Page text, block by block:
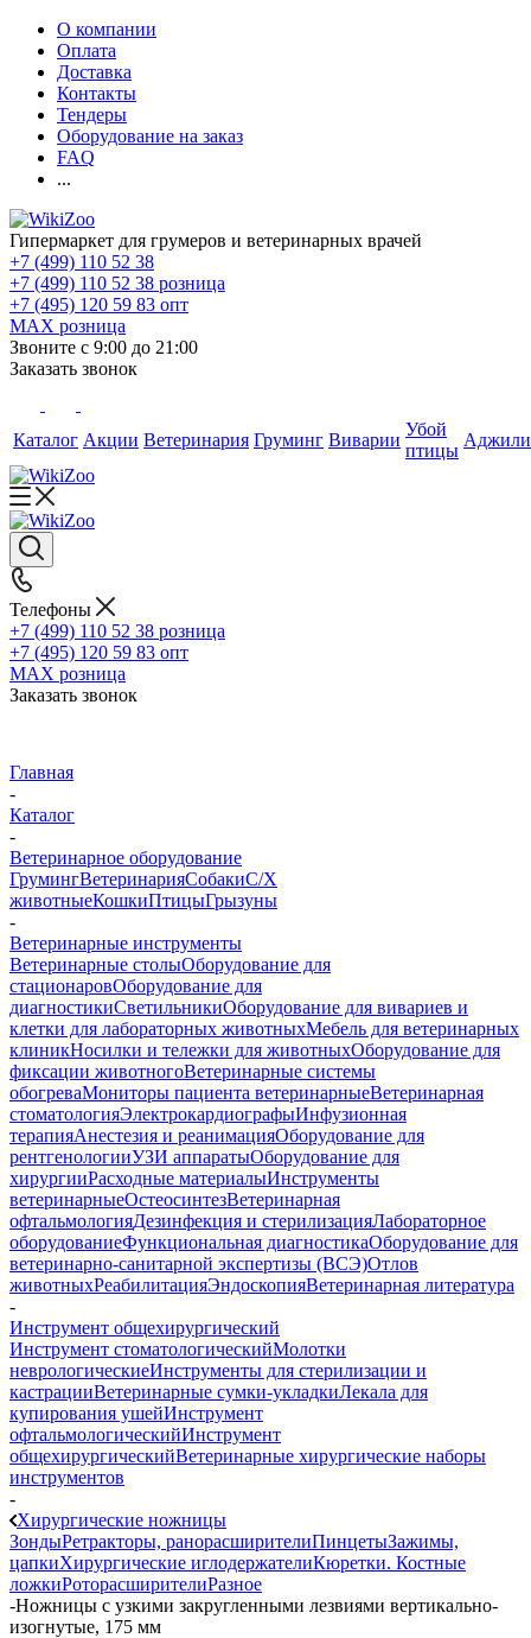
О компании
Оплата
Доставка
Контакты
Тендеры
Оборудование на заказ
FAQ
...
Гипермаркет для грумеров и ветеринарных врачей
+7 (499) 110 52 38
+7 (499) 110 52 38 розница
+7 (495) 120 59 83 опт
MAX розница
Звоните с 9:00 до 21:00
Заказать звонок
Каталог Акции Ветеринария Груминг Виварии
Убой
птицы
Телефоны
+7 (499) 110 52 38 розница
+7 (495) 120 59 83 опт
MAX розница
Заказать звонок
Главная
-
Каталог
-
Ветеринарное оборудование
ГрумингВетеринарияСобакиС/Х
животныеКошкиПтицыГрызуны
-
Ветеринарные инструменты
Ветеринарные столыОборудование для
стационаровОборудование для
диагностикиСветильникиОборудование для вивариев и
клетки для лабораторных животныхМебель для ветеринарных
клиникНосилки и тележки для животныхОборудование для
фиксации животногоВетеринарные системы
обогреваМониторы пациента ветеринарныеВетеринарная
стоматологияЭлектрокардиографыИнфузионная
терапияАнестезия и реанимацияОборудование для
рентгенологииУЗИ аппаратыОборудование для
хирургииРасходные материалыИнструменты
ветеринарныеОстеосинтезВетеринарная
офтальмологияДезинфекция и стерилизацияЛабораторное
оборудованиеФункциональная диагностикаОборудование для
ветеринарно-санитарной экспертизы (ВСЭ)Отлов
животныхРеабилитацияЭндоскопияВетеринарная литература
-
Инструмент общехирургический
Инструмент стоматологическийМолотки
неврологическиеИнструменты для стерилизации и
кастрацииВетеринарные сумки-укладкиЛекала для
купирования ушейИнструмент
офтальмологическийИнструмент
общехирургическийВетеринарные хирургические наборы
инструментов
-
Хирургические ножницы
ЗондыРетракторы, ранорасширителиПинцетыЗажимы,
цапкиХирургические иглодержателиКюретки. Костные
ложкиРоторасширителиРазное
-Ножницы с узкими закругленными лезвиями вертикально-
изогнутые, 175 мм